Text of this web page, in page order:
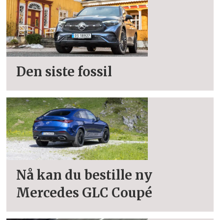
Den siste fossil
Nå kan du bestille ny
Mercedes GLC Coupé